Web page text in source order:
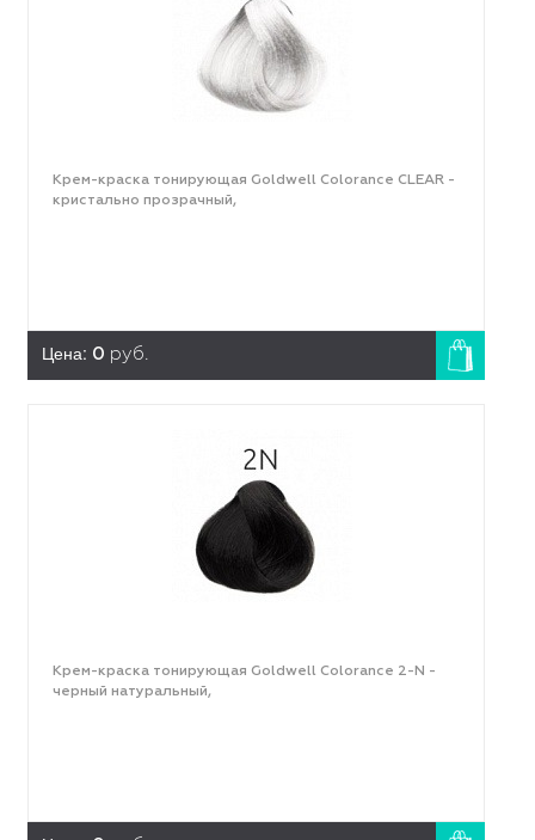
Крем-краска тонирующая Goldwell Colorance СLEAR -
кристально прозрачный,
Цена: 0 руб.
Крем-краска тонирующая Goldwell Colorance 2-N -
черный натуральный,